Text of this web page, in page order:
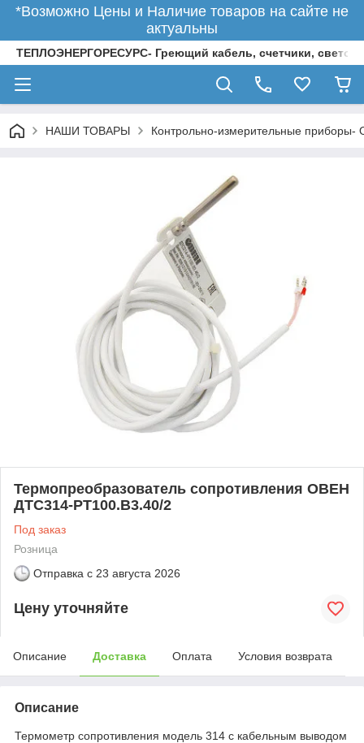
*Возможно Цены и Наличие товаров на сайте не
актуальны
ТЕПЛОЭНЕРГОРЕСУРС- Греющий кабель, счетчики,
НАШИ ТОВАРЫ Контрольно-измерительные приборы-
Термопреобразователь сопротивления ОВЕН
ДТС314-РТ100.В3.40/2
Под заказ
Розница
Отправка с 23 августа 2026
Цену уточняйте
Описание Доставка Оплата Условия возврата
Описание
Термометр сопротивления модель 314 с кабельным выводом